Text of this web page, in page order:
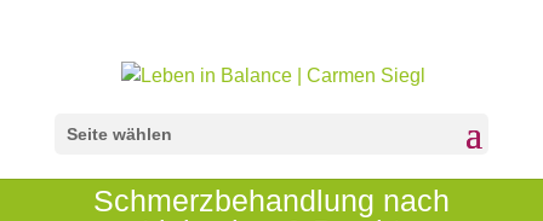
Seite wählen
Schmerzbehandlung nach